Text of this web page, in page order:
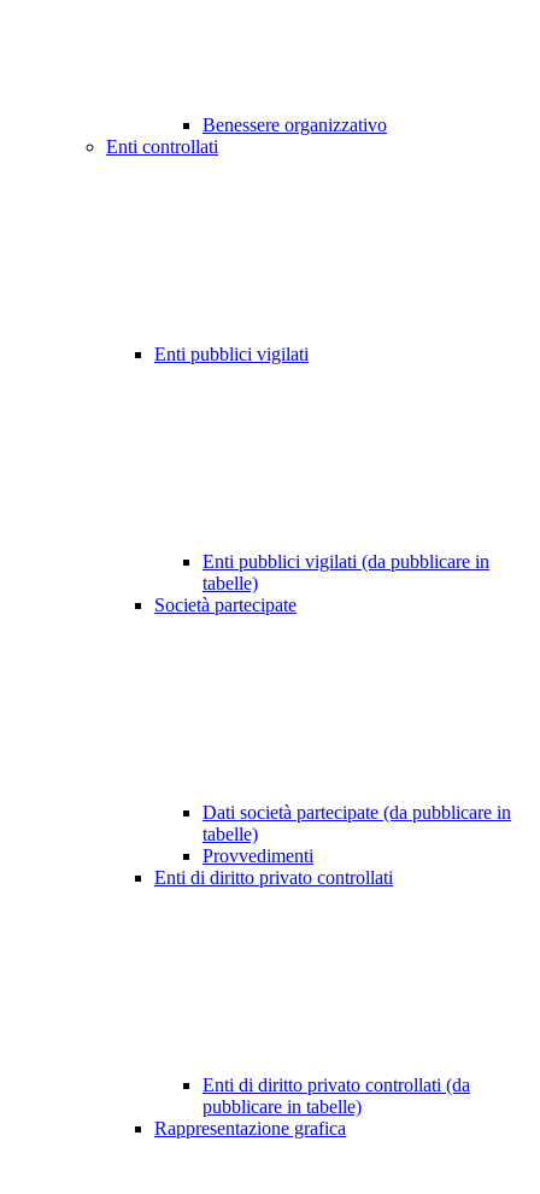
Benessere organizzativo
Enti controllati
Enti pubblici vigilati
Enti pubblici vigilati (da pubblicare in
tabelle)
Società partecipate
Dati società partecipate (da pubblicare in
tabelle)
Provvedimenti
Enti di diritto privato controllati
Enti di diritto privato controllati (da
pubblicare in tabelle)
Rappresentazione grafica